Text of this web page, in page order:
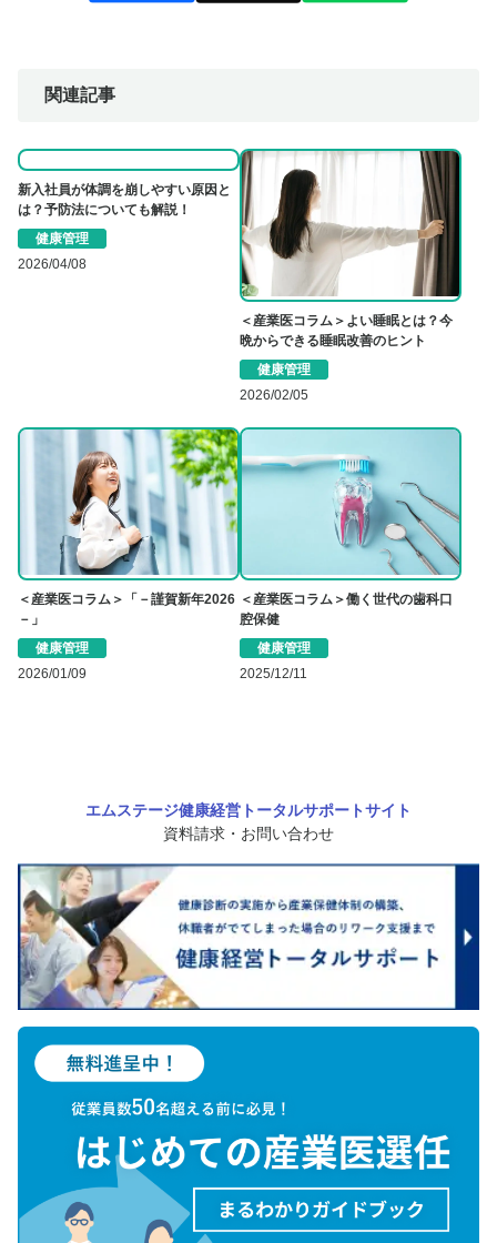
関連記事
新入社員が体調を崩しやすい原因と
は？予防法についても解説！
健康管理
2026/04/08
＜産業医コラム＞よい睡眠とは？今
晩からできる睡眠改善のヒント
健康管理
2026/02/05
＜産業医コラム＞「－謹賀新年2026
－」
健康管理
2026/01/09
＜産業医コラム＞働く世代の歯科口
腔保健
健康管理
2025/12/11
エムステージ健康経営トータルサポートサイト
資料請求・お問い合わせ